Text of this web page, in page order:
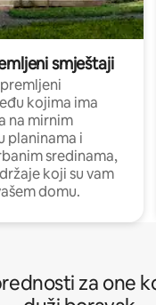
smještaji
kojima ima
na mirnim
planinama i
sredinama,
koji su vam
domu.
za one